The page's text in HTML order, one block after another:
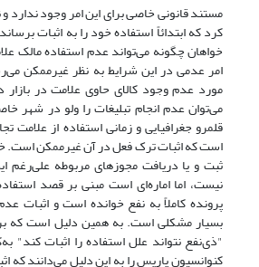
مستند قانونی خاصی برای این امر وجود ندارد و
کرد که ابتدائاً استفاده خود را به اثبات
خواهان چگونه می‌تواند عدم استفاده مالک
امر عدمی در این شرایط به نظر غیرممکن
مورد عدم وجود کالای حاوی علامت در بازار
می‌توان عدم انجام تبلیغات را ولو در شهر
قلمرو جغرافیایی و زمانی استفاده از علامت
است که اثبات ترک فعل در آن غیرممکن است.
ثبت و یا دریافت مجوزهای مربوطه علی‌رغم
نیست، اما اماره‌ای است مبنی بر قصد
پرونده کاملاً به نفع خوانده است و اثبات
بسیار مشکلی است. به همین دلیل است که
کنوانسیون پاریس را به این دلیل می‌دانند که